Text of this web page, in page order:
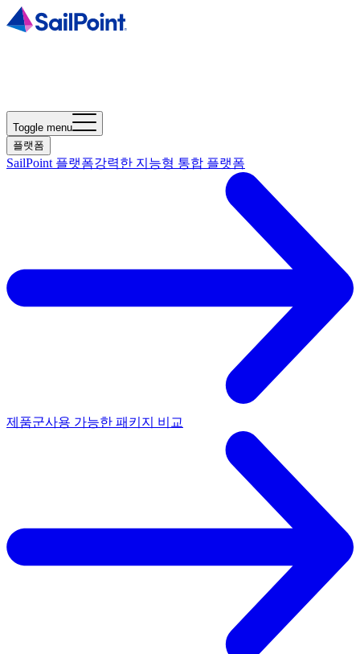
Toggle menu
플랫폼
SailPoint 플랫폼강력한 지능형 통합 플랫폼
제품군사용 가능한 패키지 비교